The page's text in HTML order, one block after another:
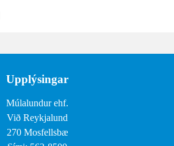
Upplýsingar
Múlalundur ehf.
Við Reykjalund
270 Mosfellsbæ